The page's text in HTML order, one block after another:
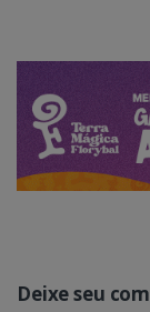
Deixe seu